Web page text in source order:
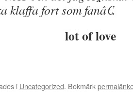
klaffa fort som fanâ€.
lot of love
i Uncategorized. Bokmärk